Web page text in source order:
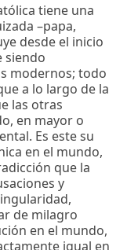
tiene una
–papa,
desde el inicio
siendo
modernos; todo
a lo largo de la
las otras
en mayor o
Es este su
en el mundo,
que la
y
de milagro
en el mundo,
igual en